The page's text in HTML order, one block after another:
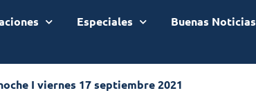
Especiales
Buenas Noticias
I viernes 17 septiembre 2021